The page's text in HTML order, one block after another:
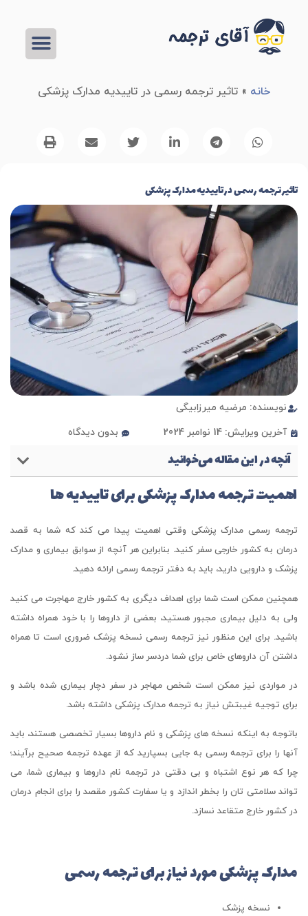
خانه»تاثیر ترجمه رسمی در تاییدیه مدارک پزشکی
تاثیر ترجمه رسمی در تاییدیه مدارک پزشکی
نویسنده:مرضیه میرزابیگی
آخرین ویرایش: 14 نوامبر 2024
بدون دیدگاه
آنچه در این مقاله می‌خوانید
اهمیت ترجمه مدارک پزشکی برای تاییدیه ها
ترجمه رسمی مدارک پزشکی وقتی اهمیت پیدا می کند که شما به قصد
درمان به کشور خارجی سفر کنید. بنابراین هر آنچه از سوابق بیماری و مدارک
پزشک و دارویی دارید، باید به دفتر ترجمه رسمی ارائه دهید.
همچنین ممکن است شما برای اهداف دیگری به کشور خارج مهاجرت می کنید
ولی به دلیل بیماری مجبور هستید، بعضی از داروها را با خود همراه داشته
باشید. برای این منظور نیز ترجمه رسمی نسخه پزشک ضروری است تا همراه
داشتن آن داروهای خاص برای شما دردسر ساز نشود.
در مواردی نیز ممکن است شخص مهاجر در سفر دچار بیماری شده باشد و
برای توجیه غیبتش نیاز به ترجمه مدارک پزشکی داشته باشد.
باتوجه به اینکه نسخه های پزشکی و نام داروها بسیار تخصصی هستند، باید
آنها را برای ترجمه رسمی به جایی بسپارید که از عهده ترجمه صحیح برآیند؛
چرا که هر نوع اشتباه و بی دقتی در ترجمه نام داروها و بیماری شما، می
تواند سلامتی تان را بخطر اندازد و یا سفارت کشور مقصد را برای انجام درمان
در کشور خارج متقاعد نسازد.
مدارک پزشکی مورد نیاز برای ترجمه رسمی
نسخه پزشک